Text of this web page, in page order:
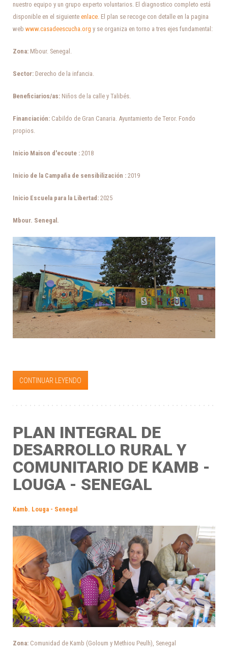
nuestro equipo y un grupo experto voluntarios. El diagnostico completo está
disponible en el siguiente enlace. El plan se recoge con detalle en la pagina
web www.casadeescucha.org y se organiza en torno a tres ejes fundamental:
Zona: Mbour. Senegal.
Sector: Derecho de la infancia.
Beneficiarios/as: Niños de la calle y Talibés.
Financiación: Cabildo de Gran Canaria. Ayuntamiento de Teror. Fondo
propios.
Inicio Maison d'ecoute : 2018
Inicio de la Campaña de sensibilización : 2019
Inicio Escuela para la Libertad: 2025
Mbour. Senegal.
CONTINUAR LEYENDO
PLAN INTEGRAL DE
DESARROLLO RURAL Y
COMUNITARIO DE KAMB -
LOUGA - SENEGAL
Kamb. Louga - Senegal
Zona: Comunidad de Kamb (Goloum y Methiou Peulh), Senegal